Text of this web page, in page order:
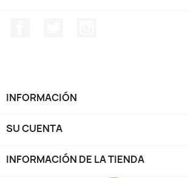
INFORMACIÓN
SU CUENTA
INFORMACIÓN DE LA TIENDA